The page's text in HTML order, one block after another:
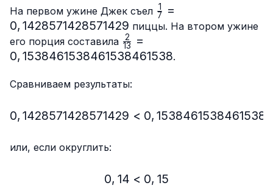
На первом ужине Джек съел \frac{1}
7
1
=
0, 1428571428571429 пиццы. На втором ужине
его порция составила \frac{2}
13
2
=
0, 1538461538461538461538.
Сравниваем результаты:
0,1428571428571429 <
0, 1428571428571429 < 0, 1538461538461538
или, если округлить:
0,14 < 0,15
0, 14 < 0, 15